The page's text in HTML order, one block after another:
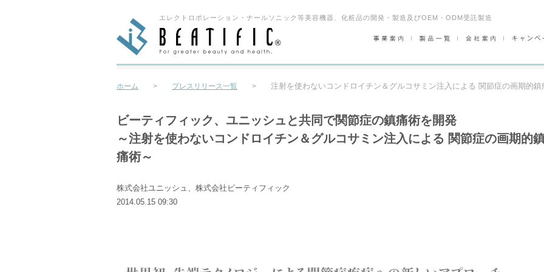
エレクトロポレーション・ナールソニック等美容機器、化粧品の開発・製造及びOEM・ODM受託製造
ホーム > プレスリリース一覧 > 注射を使わないコンドロイチン＆グルコサミン注入による 関節症の画期的鎮
ビーティフィック、ユニッシュと共同で関節症の鎮痛術を開発
～注射を使わないコンドロイチン＆グルコサミン注入による 関節症の画期的
痛術～
株式会社ユニッシュ、株式会社ビーティフィック
2014.05.15 09:30